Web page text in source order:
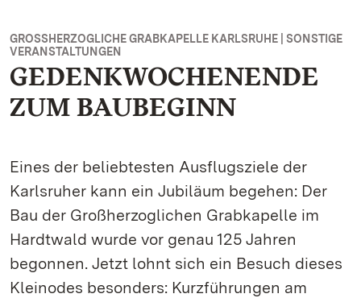
GROSSHERZOGLICHE GRABKAPELLE KARLSRUHE | SONSTIGE V
ERANSTALTUNGEN
GEDENKWOCHENENDE
ZUM BAUBEGINN
Eines der beliebtesten Ausflugsziele der
Karlsruher kann ein Jubiläum begehen: Der
Bau der Großherzoglichen Grabkapelle im
Hardtwald wurde vor genau 125 Jahren
begonnen. Jetzt lohnt sich ein Besuch dieses
Kleinodes besonders: Kurzführungen am